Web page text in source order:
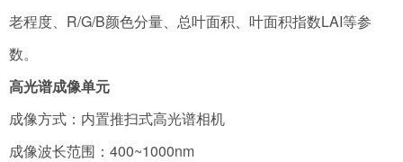
老程度、R/G/B颜色分量、总叶面积、叶面积指数LAI等参
数。
高光谱成像单元
成像方式：内置推扫式高光谱相机
成像波长范围：400~1000nm